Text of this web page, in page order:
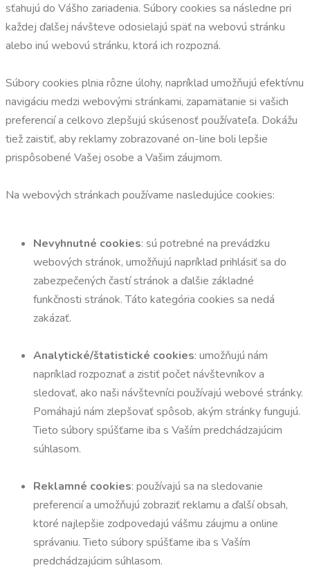
sťahujú do Vášho zariadenia. Súbory cookies sa následne pri
každej ďalšej návšteve odosielajú späť na webovú stránku
alebo inú webovú stránku, ktorá ich rozpozná.
Súbory cookies plnia rôzne úlohy, napríklad umožňujú efektívnu
navigáciu medzi webovými stránkami, zapamätanie si vašich
preferencií a celkovo zlepšujú skúsenosť používateľa. Dokážu
tiež zaistiť, aby reklamy zobrazované on-line boli lepšie
prispôsobené Vašej osobe a Vašim záujmom.
Na webových stránkach používame nasledujúce cookies:
Nevyhnutné cookies: sú potrebné na prevádzku
webových stránok, umožňujú napríklad prihlásiť sa do
zabezpečených častí stránok a ďalšie základné
funkčnosti stránok. Táto kategória cookies sa nedá
zakázať.
Analytické/štatistické cookies: umožňujú nám
napríklad rozpoznať a zistiť počet návštevníkov a
sledovať, ako naši návštevníci používajú webové stránky.
Pomáhajú nám zlepšovať spôsob, akým stránky fungujú.
Tieto súbory spúšťame iba s Vaším predchádzajúcim
súhlasom.
Reklamné cookies: používajú sa na sledovanie
preferencií a umožňujú zobraziť reklamu a ďalší obsah,
ktoré najlepšie zodpovedajú vášmu záujmu a online
správaniu. Tieto súbory spúšťame iba s Vaším
predchádzajúcim súhlasom.